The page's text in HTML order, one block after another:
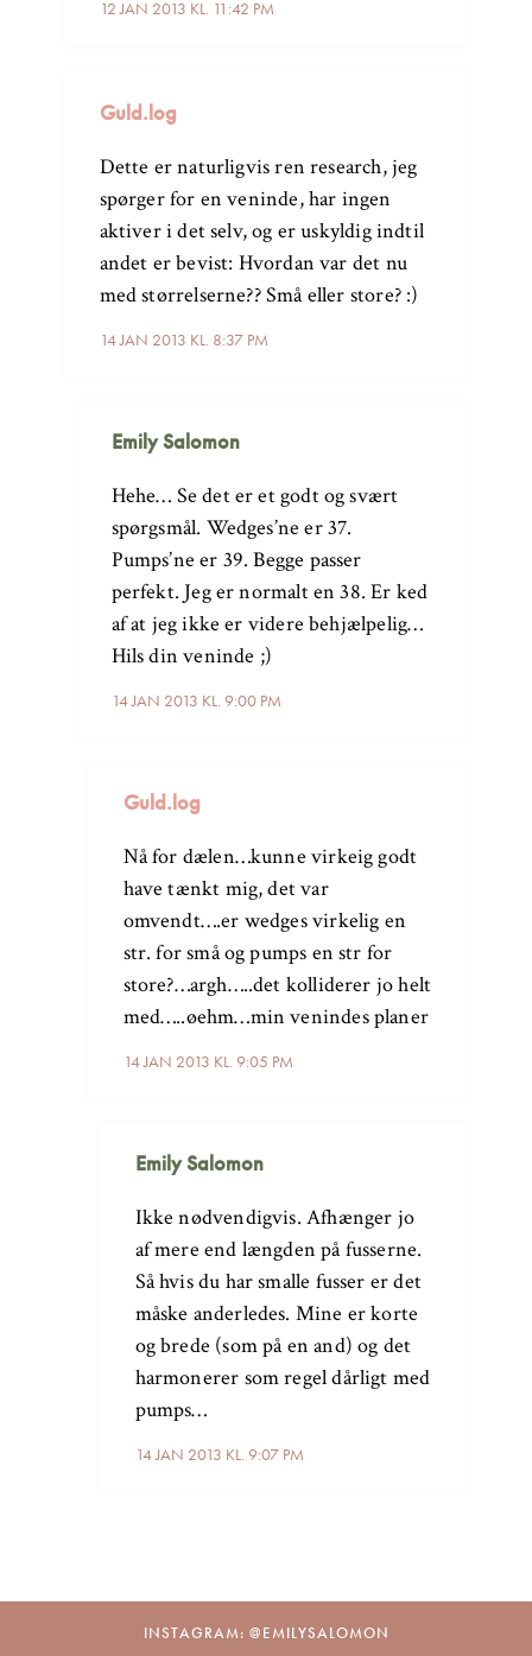
12 JAN 2013 KL. 11:42 PM
Guld.log
14 JAN 2013 KL. 8:37 PM
Dette er naturligvis ren research, jeg
spørger for en veninde, har ingen
aktiver i det selv, og er uskyldig indtil
andet er bevist: Hvordan var det nu
med størrelserne?? Små eller store? :)
Emily Salomon
14 JAN 2013 KL. 9:00 PM
Hehe… Se det er et godt og svært
spørgsmål. Wedges’ne er 37.
Pumps’ne er 39. Begge passer
perfekt. Jeg er normalt en 38. Er ked
af at jeg ikke er videre behjælpelig…
Hils din veninde ;)
Guld.log
14 JAN 2013 KL. 9:05 PM
Nå for dælen…kunne virkeig godt
have tænkt mig, det var
omvendt….er wedges virkelig en
str. for små og pumps en str for
store?…argh…..det kolliderer jo helt
med…..øehm…min venindes planer
Emily Salomon
14 JAN 2013 KL. 9:07 PM
Ikke nødvendigvis. Afhænger jo
af mere end længden på fusserne.
Så hvis du har smalle fusser er det
måske anderledes. Mine er korte
og brede (som på en and) og det
harmonerer som regel dårligt med
pumps…
INSTAGRAM: @EMILYSALOMON